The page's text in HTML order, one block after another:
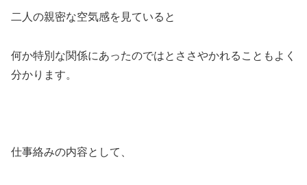
二人の親密な空気感を見ていると
何か特別な関係にあったのではとささやかれることもよく
分かります。
仕事絡みの内容として、